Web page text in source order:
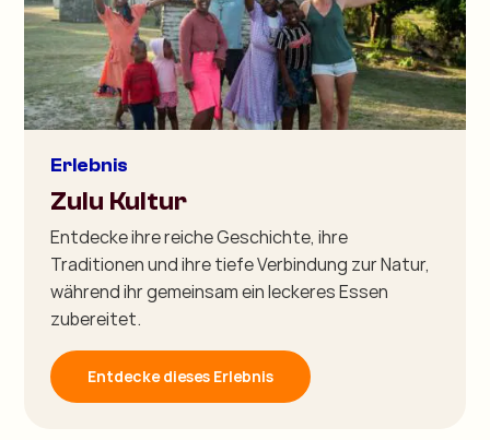
Erlebnis
Zulu Kultur
Entdecke ihre reiche Geschichte, ihre
Traditionen und ihre tiefe Verbindung zur Natur,
während ihr gemeinsam ein leckeres Essen
zubereitet.
Entdecke dieses Erlebnis